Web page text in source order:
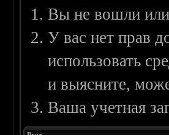
Вы не вошли или
У вас нет прав
использовать
и выясните,
Ваша учетная